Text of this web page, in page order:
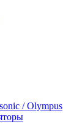
/ Olympus